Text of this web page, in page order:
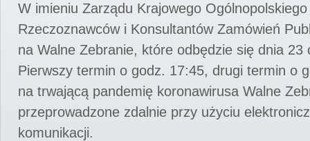
W imieniu Zarządu Krajowego
Rzeczoznawców i Konsultantów Zamówień
na Walne Zebranie, które odbędzie się dnia 23
Pierwszy termin o godz. 17:45, drugi termin o
na trwającą pandemię koronawirusa Walne
przeprowadzone zdalnie przy użyciu
komunikacji.